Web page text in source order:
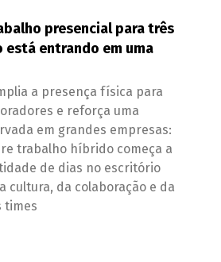
presencial para três
está entrando em uma
a presença física para
e reforça uma
em grandes empresas:
trabalho híbrido começa a
de dias no escritório
cultura, da colaboração e da
times